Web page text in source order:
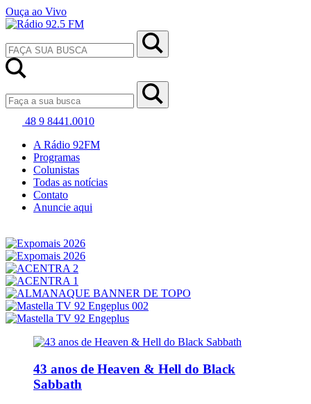
Ouça ao Vivo
48 9 8441.0010
A Rádio 92FM
Programas
Colunistas
Todas as notícias
Contato
Anuncie aqui
43 anos de Heaven & Hell do Black
Sabbath